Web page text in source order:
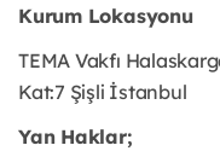
Kurum Lokasyonu
TEMA Vakfı
Kat:7 Şişli İstanbul
Yan Haklar;